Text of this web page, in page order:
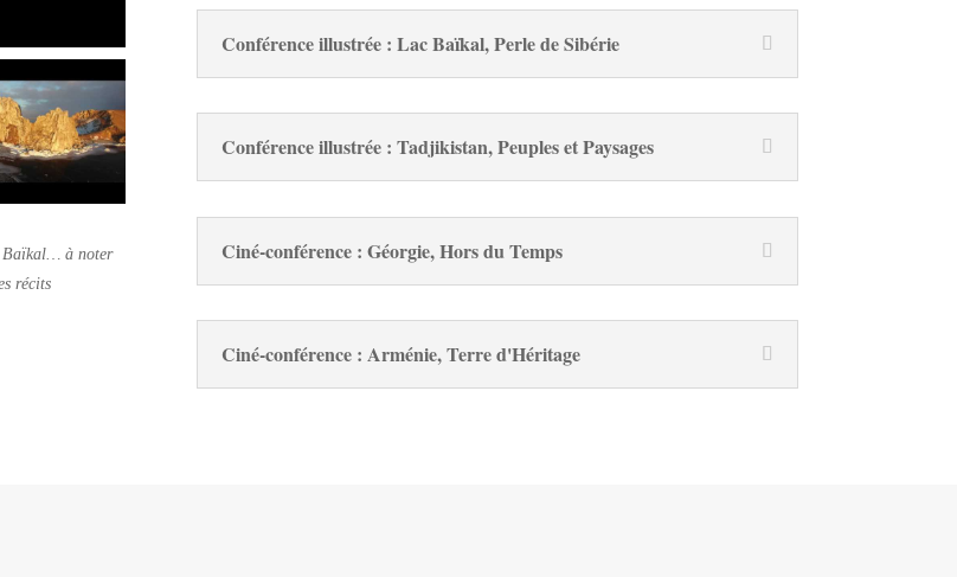
Baïkal… à noter
récits
Conférence illustrée : Lac Baïkal, Perle de Sibérie
Conférence illustrée : Tadjikistan, Peuples et Paysages
Ciné-conférence : Géorgie, Hors du Temps
Ciné-conférence : Arménie, Terre d'Héritage